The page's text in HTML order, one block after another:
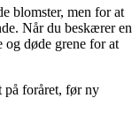
blomster, men for at
Når du beskærer en
og døde grene for at
foråret, før ny